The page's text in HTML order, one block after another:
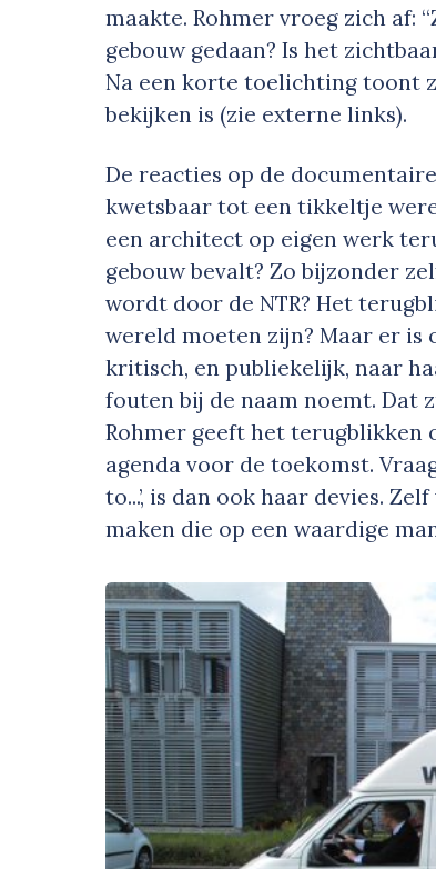
maakte. Rohmer vroeg zich af:
gebouw gedaan? Is het
Na een korte toelichting toont
bekijken is (zie externe links).
De reacties op de
kwetsbaar tot een tikkeltje
een architect op eigen werk
gebouw bevalt? Zo bijzonder
wordt door de NTR? Het
wereld moeten zijn? Maar er is
kritisch, en publiekelijk, naar
fouten bij de naam noemt. Dat
Rohmer geeft het terugblikken
agenda voor de toekomst.
to...’, is dan ook haar devies.
maken die op een waardige